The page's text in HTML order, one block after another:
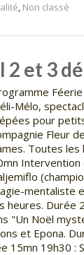
, Non classé
2 et 3
Mélo,
pour
Fleur
Toutes les
Intervention
mentaliste
heures. Durée
"Un Noël
et Epona.
15mn 19h30 :